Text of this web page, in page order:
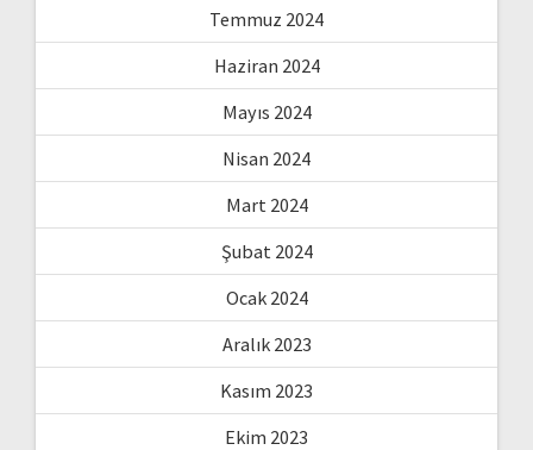
Temmuz 2024
Haziran 2024
Mayıs 2024
Nisan 2024
Mart 2024
Şubat 2024
Ocak 2024
Aralık 2023
Kasım 2023
Ekim 2023